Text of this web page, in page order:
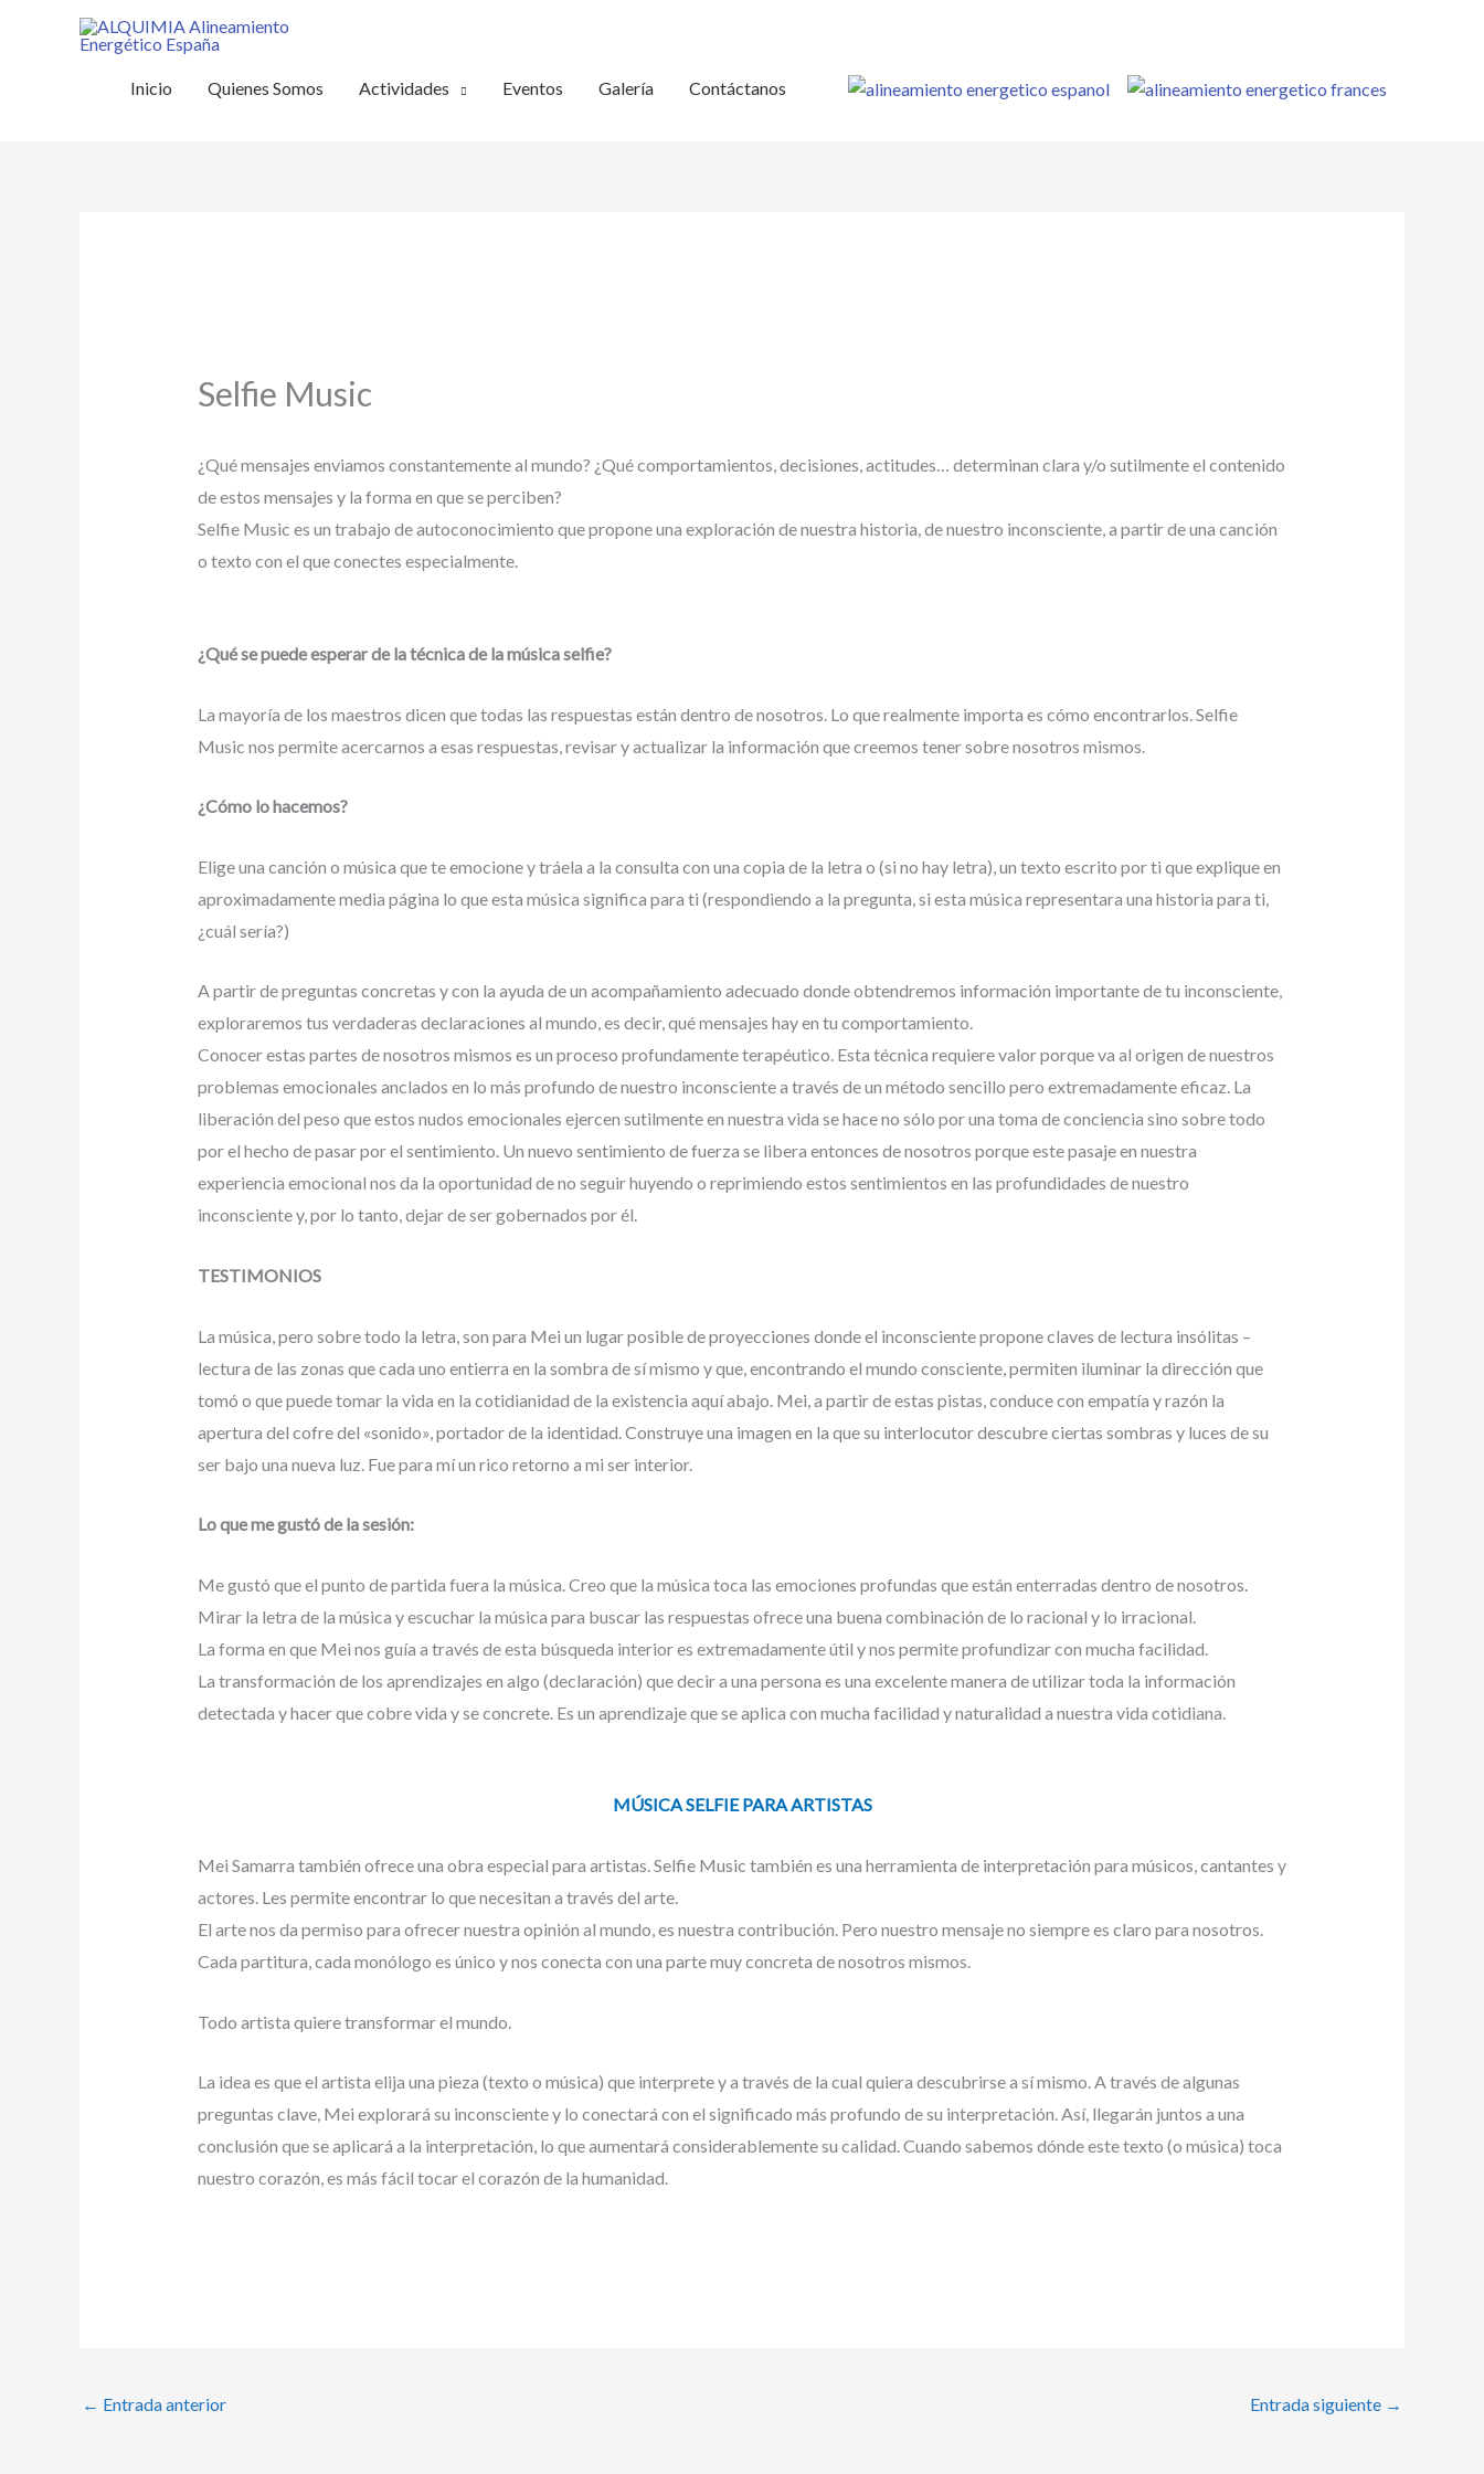
Inicio Quienes Somos Actividades Eventos Galería Contáctanos
Selfie Music
¿Qué mensajes enviamos constantemente al mundo? ¿Qué comportamientos, decisiones, actitudes… determinan clara y/o sutilmente el contenido
de estos mensajes y la forma en que se perciben?
Selfie Music es un trabajo de autoconocimiento que propone una exploración de nuestra historia, de nuestro inconsciente, a partir de una canción
o texto con el que conectes especialmente.
¿Qué se puede esperar de la técnica de la música selfie?
La mayoría de los maestros dicen que todas las respuestas están dentro de nosotros. Lo que realmente importa es cómo encontrarlos. Selfie
Music nos permite acercarnos a esas respuestas, revisar y actualizar la información que creemos tener sobre nosotros mismos.
¿Cómo lo hacemos?
Elige una canción o música que te emocione y tráela a la consulta con una copia de la letra o (si no hay letra), un texto escrito por ti que explique en
aproximadamente media página lo que esta música significa para ti (respondiendo a la pregunta, si esta música representara una historia para ti,
¿cuál sería?)
A partir de preguntas concretas y con la ayuda de un acompañamiento adecuado donde obtendremos información importante de tu inconsciente,
exploraremos tus verdaderas declaraciones al mundo, es decir, qué mensajes hay en tu comportamiento.
Conocer estas partes de nosotros mismos es un proceso profundamente terapéutico. Esta técnica requiere valor porque va al origen de nuestros
problemas emocionales anclados en lo más profundo de nuestro inconsciente a través de un método sencillo pero extremadamente eficaz. La
liberación del peso que estos nudos emocionales ejercen sutilmente en nuestra vida se hace no sólo por una toma de conciencia sino sobre todo
por el hecho de pasar por el sentimiento. Un nuevo sentimiento de fuerza se libera entonces de nosotros porque este pasaje en nuestra
experiencia emocional nos da la oportunidad de no seguir huyendo o reprimiendo estos sentimientos en las profundidades de nuestro
inconsciente y, por lo tanto, dejar de ser gobernados por él.
TESTIMONIOS
La música, pero sobre todo la letra, son para Mei un lugar posible de proyecciones donde el inconsciente propone claves de lectura insólitas –
lectura de las zonas que cada uno entierra en la sombra de sí mismo y que, encontrando el mundo consciente, permiten iluminar la dirección que
tomó o que puede tomar la vida en la cotidianidad de la existencia aquí abajo. Mei, a partir de estas pistas, conduce con empatía y razón la
apertura del cofre del «sonido», portador de la identidad. Construye una imagen en la que su interlocutor descubre ciertas sombras y luces de su
ser bajo una nueva luz. Fue para mí un rico retorno a mi ser interior.
Lo que me gustó de la sesión:
Me gustó que el punto de partida fuera la música. Creo que la música toca las emociones profundas que están enterradas dentro de nosotros.
Mirar la letra de la música y escuchar la música para buscar las respuestas ofrece una buena combinación de lo racional y lo irracional.
La forma en que Mei nos guía a través de esta búsqueda interior es extremadamente útil y nos permite profundizar con mucha facilidad.
La transformación de los aprendizajes en algo (declaración) que decir a una persona es una excelente manera de utilizar toda la información
detectada y hacer que cobre vida y se concrete. Es un aprendizaje que se aplica con mucha facilidad y naturalidad a nuestra vida cotidiana.
MÚSICA SELFIE PARA ARTISTAS
Mei Samarra también ofrece una obra especial para artistas. Selfie Music también es una herramienta de interpretación para músicos, cantantes y
actores. Les permite encontrar lo que necesitan a través del arte.
El arte nos da permiso para ofrecer nuestra opinión al mundo, es nuestra contribución. Pero nuestro mensaje no siempre es claro para nosotros.
Cada partitura, cada monólogo es único y nos conecta con una parte muy concreta de nosotros mismos.
Todo artista quiere transformar el mundo.
La idea es que el artista elija una pieza (texto o música) que interprete y a través de la cual quiera descubrirse a sí mismo. A través de algunas
preguntas clave, Mei explorará su inconsciente y lo conectará con el significado más profundo de su interpretación. Así, llegarán juntos a una
conclusión que se aplicará a la interpretación, lo que aumentará considerablemente su calidad. Cuando sabemos dónde este texto (o música) toca
nuestro corazón, es más fácil tocar el corazón de la humanidad.
← Entrada anterior Entrada siguiente →